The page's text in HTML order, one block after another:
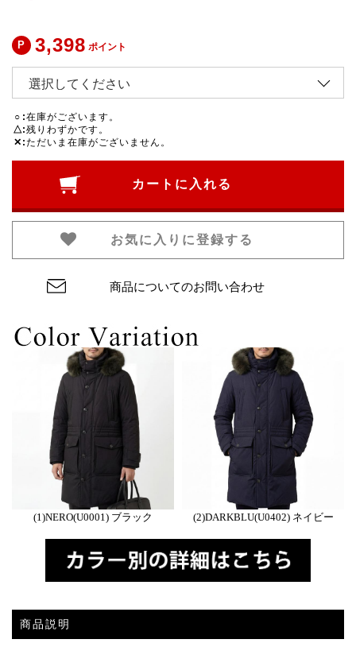
3,398 ポイント
○ 在庫がございます。
△ 残りわずかです。
✕ ただいま在庫がございません。
カートに入れる
お気に入りに登録する
商品についてのお問い合わせ
(1)NERO(U0001) ブラック (2)DARKBLU(U0402) ネイビー
商品説明